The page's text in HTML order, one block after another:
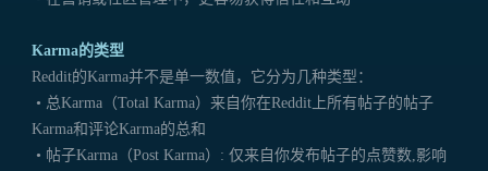
Karma的类型
Reddit的Karma并不是单一数值，它分为几种类型：
• 总Karma（Total Karma）来自你在Reddit上所有帖子的帖子
Karma和评论Karma的总和
• 帖子Karma（Post Karma）: 仅来自你发布帖子的点赞数,影响